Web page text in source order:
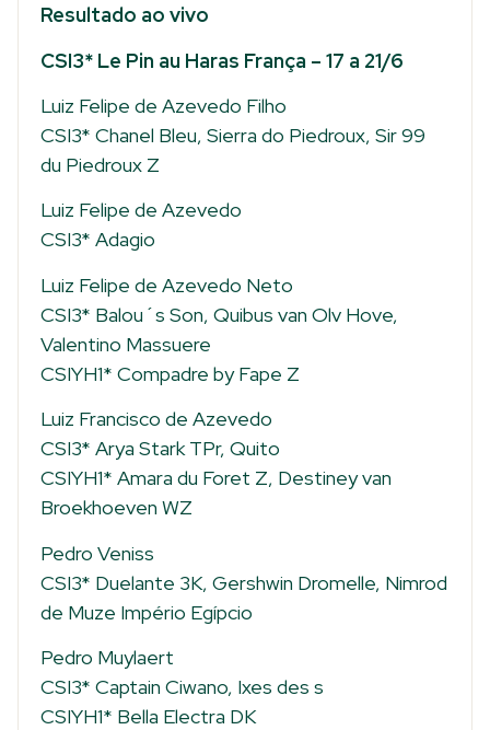
Resultado ao vivo
CSI3* Le Pin au Haras França – 17 a 21/6
Luiz Felipe de Azevedo Filho
CSI3* Chanel Bleu, Sierra do Piedroux, Sir 99
du Piedroux Z
Luiz Felipe de Azevedo
CSI3* Adagio
Luiz Felipe de Azevedo Neto
CSI3* Balou´s Son, Quibus van Olv Hove,
Valentino Massuere
CSIYH1* Compadre by Fape Z
Luiz Francisco de Azevedo
CSI3* Arya Stark TPr, Quito
CSIYH1* Amara du Foret Z, Destiney van
Broekhoeven WZ
Pedro Veniss
CSI3* Duelante 3K, Gershwin Dromelle, Nimrod
de Muze Império Egípcio
Pedro Muylaert
CSI3* Captain Ciwano, Ixes des s
CSIYH1* Bella Electra DK